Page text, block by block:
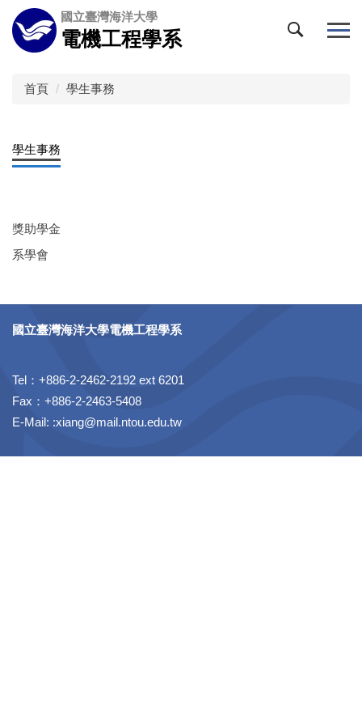
跳
到
主
國立臺灣海洋大學
電機工程學系
首頁 學生事務
學生事務
獎助學金
系學會
國立臺灣海洋大學電機工程學系
Tel：+886-2-2462-2192 ext 6201
Fax：+886-2-2463-5408
E-Mail: :xiang@mail.ntou.edu.tw